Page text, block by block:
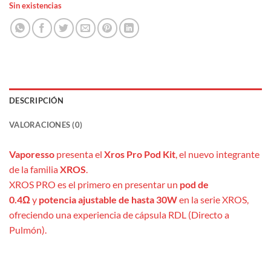
Sin existencias
DESCRIPCIÓN
VALORACIONES (0)
Vaporesso presenta el Xros Pro Pod Kit, el nuevo integrante
de la familiaXROS.
XROS PRO es el primero en presentar un pod de
0.4Ωy potencia ajustable de hasta 30Wen la serie XROS,
ofreciendo una experiencia de cápsula RDL (Directo a
Pulmón).